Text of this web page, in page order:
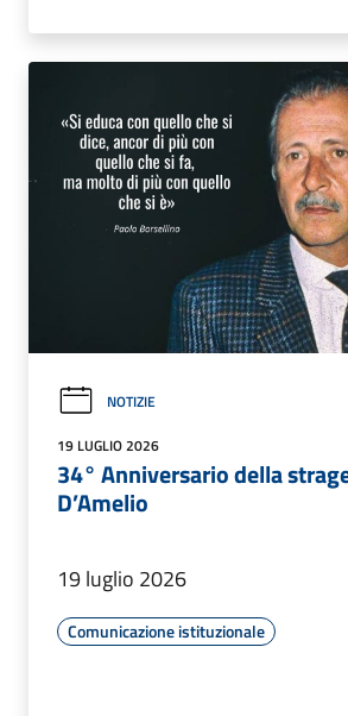
NOTIZIE
19 LUGLIO 2026
34° Anniversario della
D’Amelio
19 luglio 2026
Comunicazione istituzionale